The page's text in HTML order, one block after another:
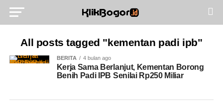
All posts tagged "kementan padi ipb"
BERITA 4 bulan ago
Kerja Sama Berlanjut, Kementan Borong
Benih Padi IPB Senilai Rp250 Miliar